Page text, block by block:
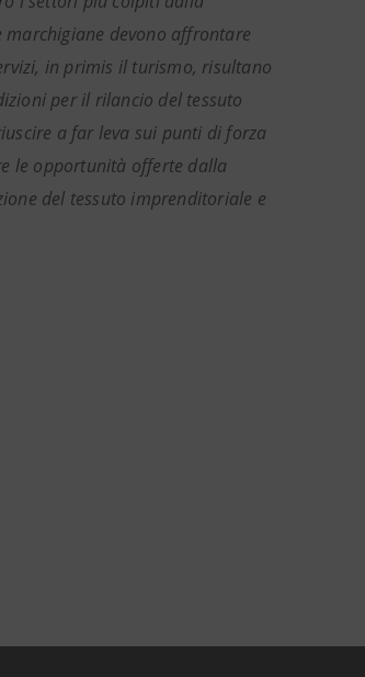
devono affrontare
in primis il turismo, risultano
per il rilancio del tessuto
a far leva sui punti di forza
le opportunità offerte dalla
del tessuto imprenditoriale e